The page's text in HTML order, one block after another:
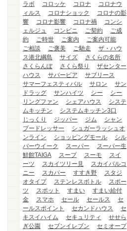
ラボ
コロッケ コロナ
コロナウ
ィルス
コロナショック
コロナの影
響
コロナ影響 コロナ禍
コンシ
ェルジュ
コンビニ ご契約
ご成
約
ご時世 ご案内
ご案内可能
ご相談
ご褒美 ご馳走
ザ・ハウ
ス港北綱島
サイズ
さくらの名所
さくらんぼ
さくら祭り
ザセンター
ハウス
サバービア
サブリース
サマーフェスティバル
サロン
サン
ドラッグ
サンハイツ シー
シー
リングファン
シェアハウス
システ
ムキッチン
システムキッチン3口
じっくり
ジッパー ジム
シャン
プードレッサー
シュガーラッシュオ
ンライン
ショッピングモール
シル
バーウイーク
スーパー
スーパー生
鮮館TAIGA
スープ スーモ
スイ
ーツ
スカイツリー見
スカイバルコ
ニー
スカパー すすき野
スタジ
オタイプ
ステンレスボトル
スポー
ツ
スポット すまい
すまい給付
金
スマホ セール セールス
セ
ールスポイント
セカンドハウス
セ
キスイハイム
セキュリティ
せせら
ぎ公園
セブンイレブン
セミオープ